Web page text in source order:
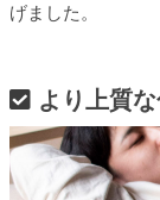
げました。
より上質